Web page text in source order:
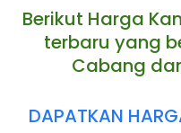
Berikut Harga
terbaru yang
Cabang
DAPATKAN